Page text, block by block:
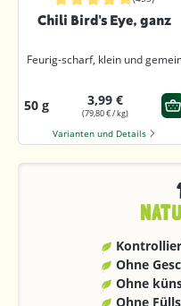
Durchschnittliche Bewertung
Chili Bird's Eye, ganz
Feurig-scharf, klein und
50 g 3,99 €
(79,80 € / kg)
Varianten und Details
Ohne
Ohne
Ohne